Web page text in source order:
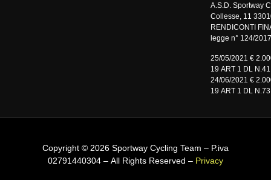
A.S.D. Sportway
Collesse, 11
RENDICONTI
legge n° 124/2017
25/05/2021 €
19 ART 1 DL
24/06/2021 €
19 ART 1 DL
Copyright © 2026 Sportway Cycling Team – P.iva
02791440304 – All Rights Reserved – Privacy